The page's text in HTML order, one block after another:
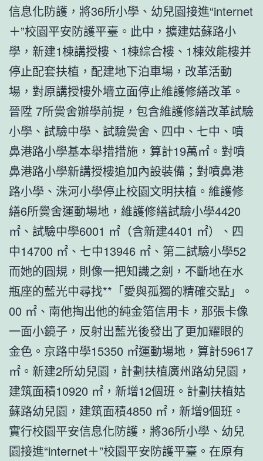
信息化防護，將36所小學、幼兒園接進“internet
＋”校園平安防護平臺。此中，擴建姑蘇路小
學，新建1棟講授樓、1棟綜合樓、1棟效能樓并
停止配套扶植，配建地下泊車場，改革活動
場，對原講授樓外墻立面停止維護修繕改革。
晉陞 7所黌舍辦學前提，包含維護修繕改革試驗
小學、試驗中學、試驗黌舍、四中、七中、噴
鼻港路小學基本舉措措施，算計19萬㎡。對噴
鼻港路小學新講授樓追加內設裝備；對噴鼻港
路小學、洙河小學停止校園文明扶植。維護修
繕6所黌舍運動場地，維護修繕試驗小學4420
㎡、試驗中學6001 ㎡（含新建4401 ㎡）、四
中14700 ㎡、七中13946 ㎡、第二試驗小學52
而她的圓規，則像一把知識之劍，不斷地在水
瓶座的藍光中尋找**「愛與孤獨的精確交點」。
00 ㎡、南他掏出他的純金箔信用卡，那張卡像
一面小鏡子，反射出藍光後發出了更加耀眼的
金色。京路中學15350 ㎡運動場地，算計59617
㎡。新建2所幼兒園，計劃扶植廣州路幼兒園，
建筑面積10920 ㎡，新增12個班。計劃扶植姑
蘇路幼兒園，建筑面積4850 ㎡，新增9個班。
實行校園平安信息化防護，將36所小學、幼兒
園接進“internet＋”校園平安防護平臺。在原有